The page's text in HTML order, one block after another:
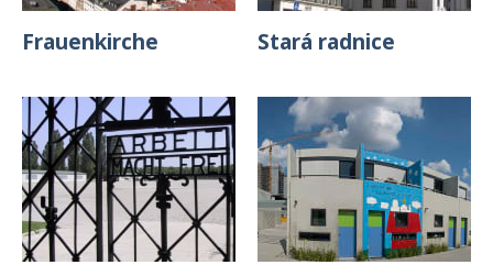
Frauenkirche Stará radnice